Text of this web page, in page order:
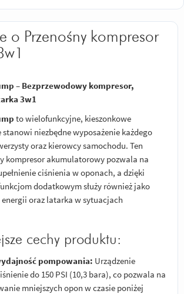
o Przenośny kompresor
– Bezprzewodowy kompresor,
3w1
to wielofunkcyjne, kieszonkowe
stanowi niezbędne wyposażenie każdego
oraz kierowcy samochodu. Ten
kompresor akumulatorowy pozwala na
ciśnienia w oponach, a dzięki
dodatkowym służy również jako
energii oraz latarka w sytuacjach
cechy produktu:
pompowania: Urządzenie
do 150 PSI (10,3 bara), co pozwala na
mniejszych opon w czasie poniżej